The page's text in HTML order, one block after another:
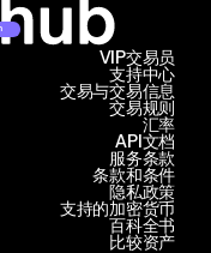
支持中心
交易与交易信息
VIP交易员
交易规则
汇率
API文档
服务条款
条款和条件
隐私政策
支持的加密货币
百科全书
比较资产